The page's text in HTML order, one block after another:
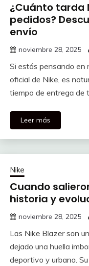
¿Cuánto tarda
pedidos?
envío
noviembre 28, 2025
Si estás pensando en
oficial de Nike, es
tiempo de entrega de
Leer más
Nike
Cuando
historia y
noviembre 28, 2025
Las Nike Blazer son
dejado una huella
deportivo y urbano.